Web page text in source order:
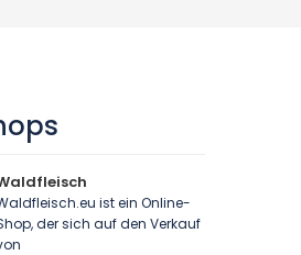
ist ein Online-
der sich auf den Verkauf